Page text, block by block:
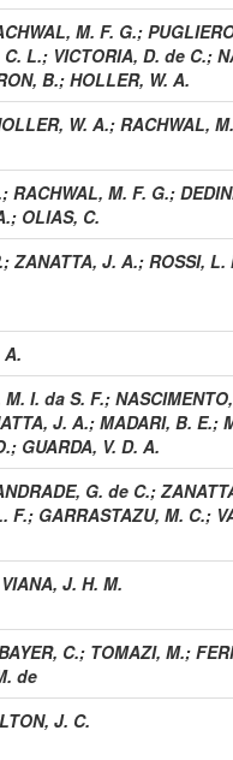
M. F. G.;
L.; VICTORIA, D. de C.;
B.; HOLLER, W. A.
W. A.; RACHWAL,
; RACHWAL, M. F. G.;
; OLIAS, C.
; ZANATTA, J. A.; ROSSI, L.
A.
M. I. da S. F.;
J. A.; MADARI, B. E.;
; GUARDA, V. D. A.
G. de C.;
F.; GARRASTAZU, M. C.;
VIANA, J. H. M.
C.; TOMAZI, M.;
de
J. C.